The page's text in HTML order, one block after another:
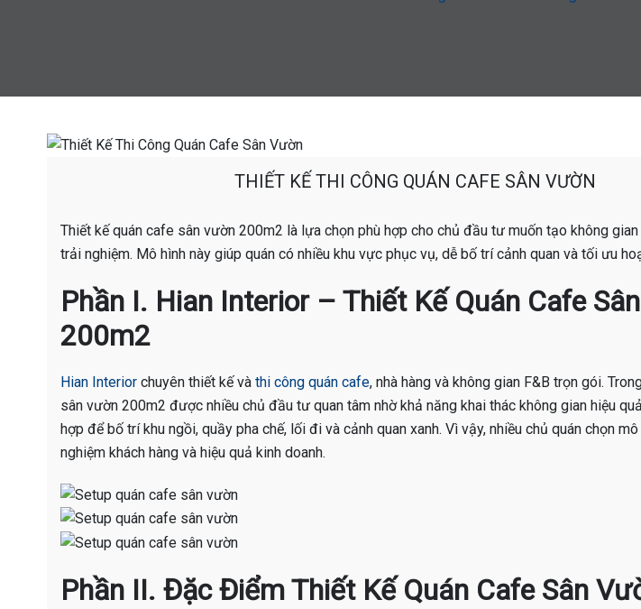
THIẾT KẾ THI CÔNG QUÁN CAFE SÂN VƯỜN
Thiết kế quán cafe sân vườn 200m2 là lựa chọn phù hợp cho chủ đầu tư muốn tạo không gian
trải nghiệm. Mô hình này giúp quán có nhiều khu vực phục vụ, dễ bố trí cảnh quan và tối ưu
Phần I. Hian Interior – Thiết Kế Quán Cafe
200m2
Hian Interior chuyên thiết kế và thi công quán cafe, nhà hàng và không gian F&B trọn gói.
sân vườn 200m2 được nhiều chủ đầu tư quan tâm nhờ khả năng khai thác không gian hiệu
hợp để bố trí khu ngồi, quầy pha chế, lối đi và cảnh quan xanh. Vì vậy, nhiều chủ quán chọn
nghiệm khách hàng và hiệu quả kinh doanh.
Phần II. Đặc Điểm Thiết Kế Quán Cafe Sân